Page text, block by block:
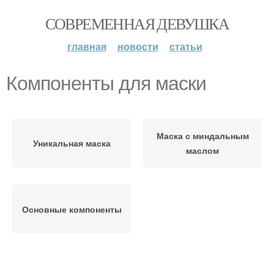
СОВРЕМЕННАЯ ДЕВУШКА
главная новости статьи
Компоненты для маски
Уникальная маска
Маска с миндальным
маслом
Основные компоненты